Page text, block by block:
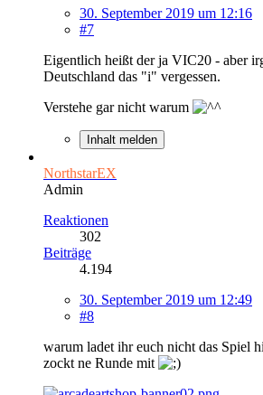
30. September 2019 um 12:16
#7
Eigentlich heißt der ja VIC20 - aber
Deutschland das "i" vergessen.
Verstehe gar nicht warum
Inhalt melden
NorthstarEX
Admin
Reaktionen
302
Beiträge
4.194
30. September 2019 um 12:49
#8
warum ladet ihr euch nicht das Spiel
zockt ne Runde mit